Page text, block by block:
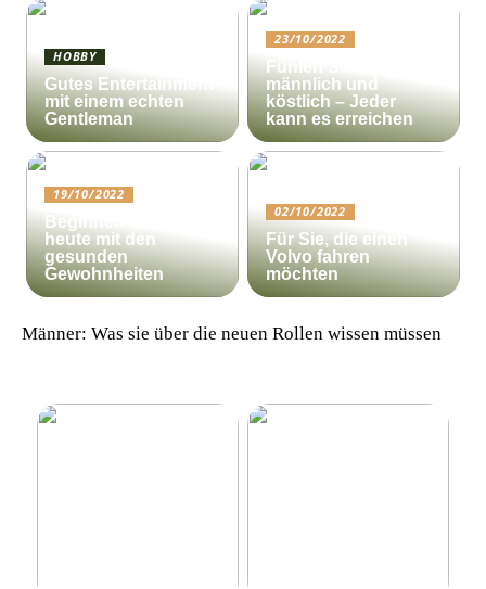
HOBBY
Gutes Entertainment
mit einem echten
Gentleman
23/10/2022
Fühlen Sie sich
männlich und
köstlich – Jeder
kann es erreichen
19/10/2022
Beginnen Sie noch
heute mit den
gesunden
Gewohnheiten
02/10/2022
Für Sie, die einen
Volvo fahren
möchten
Männer: Was sie über die neuen Rollen wissen müssen